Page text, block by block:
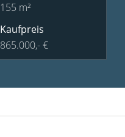
155 m²
Kaufpreis
865.000,- €